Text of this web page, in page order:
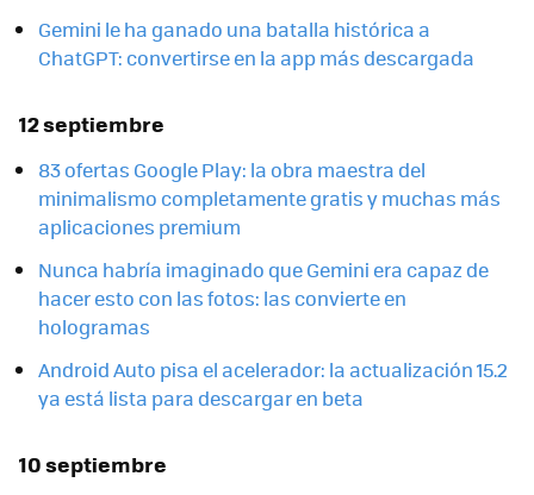
Gemini le ha ganado una batalla histórica a
ChatGPT: convertirse en la app más descargada
12 septiembre
83 ofertas Google Play: la obra maestra del
minimalismo completamente gratis y muchas más
aplicaciones premium
Nunca habría imaginado que Gemini era capaz de
hacer esto con las fotos: las convierte en
hologramas
Android Auto pisa el acelerador: la actualización 15.2
ya está lista para descargar en beta
10 septiembre